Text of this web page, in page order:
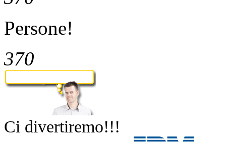
Persone!
370
Ci divertiremo!!!